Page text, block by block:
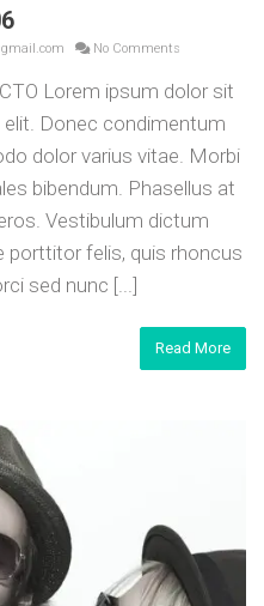
No Comments
Lorem ipsum dolor sit
Donec condimentum
dolor varius vitae. Morbi
bibendum. Phasellus at
Vestibulum dictum
porttitor felis, quis rhoncus
sed nunc [...]
Read More